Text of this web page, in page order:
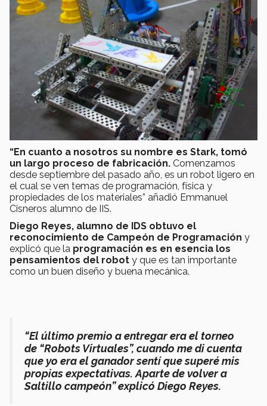
“En cuanto a nosotros su nombre es Stark, tomó
un largo proceso de fabricación. Comenzamos
desde septiembre del pasado año, es un robot ligero en
el cual se ven temas de programación, física y
propiedades de los materiales” añadió Emmanuel
Cisneros alumno de IIS.
Diego Reyes, alumno de IDS obtuvo el
reconocimiento de Campeón de Programación y
explicó que la programación es en esencia los
pensamientos del robot y que es tan importante
como un buen diseño y buena mecánica.
“El último premio a entregar era el torneo
de “Robots Virtuales”, cuando me di cuenta
que yo era el ganador sentí que superé mis
propias expectativas. Aparte de volver a
Saltillo campeón” explicó Diego Reyes.